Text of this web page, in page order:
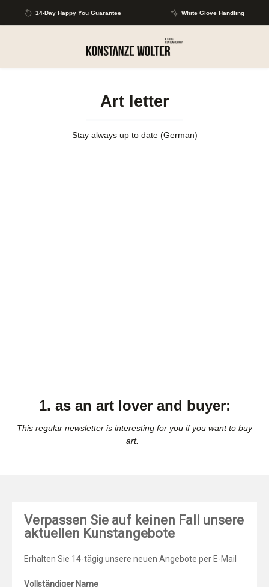
Skip to main content
14-Day Happy You Guarantee White Glove Handling
Art letter
Stay always up to date (German)
1. as an art lover and buyer:
This regular newsletter is interesting for you if you want to buy
art.
Verpassen Sie auf keinen Fall unsere
aktuellen Kunstangebote
Erhalten Sie 14-tägig unsere neuen Angebote per E-Mail
Vollständiger Name